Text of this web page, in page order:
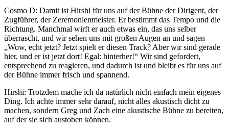
Cosmo D: Damit ist Hirshi für uns auf der Bühne der Dirigent, der
Zugführer, der Zeremonienmeister. Er bestimmt das Tempo und die
Richtung. Manchmal wirft er auch etwas ein, das uns selber
überrascht, und wir sehen uns mit großen Augen an und sagen
„Wow, echt jetzt? Jetzt spielt er diesen Track? Aber wir sind gerade
hier, und er ist jetzt dort! Egal: hinterher!“ Wir sind gefordert,
entsprechend zu reagieren, und dadurch ist und bleibt es für uns auf
der Bühne immer frisch und spannend.
Hirshi: Trotzdem mache ich da natürlich nicht einfach mein eigenes
Ding. Ich achte immer sehr darauf, nicht alles akustisch dicht zu
machen, sondern Greg und Zach eine akustische Bühne zu bereiten,
auf der sie sich austoben können.